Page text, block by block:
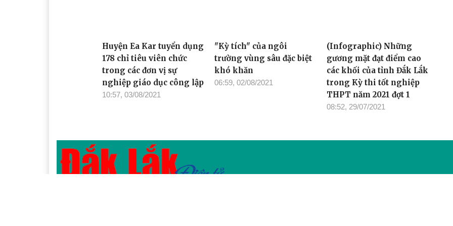
Huyện Ea Kar tuyển dụng
178 chỉ tiêu viên chức
trong các đơn vị sự
nghiệp giáo dục công lập
10:57, 03/08/2021
"Kỳ tích" của ngôi
trường vùng sâu đặc biệt
khó khăn
06:59, 02/08/2021
(Infographic) Những
gương mặt đạt điểm cao
các khối của tỉnh Đắk Lắk
trong Kỳ thi tốt nghiệp
THPT năm 2021 đợt 1
08:52, 29/07/2021